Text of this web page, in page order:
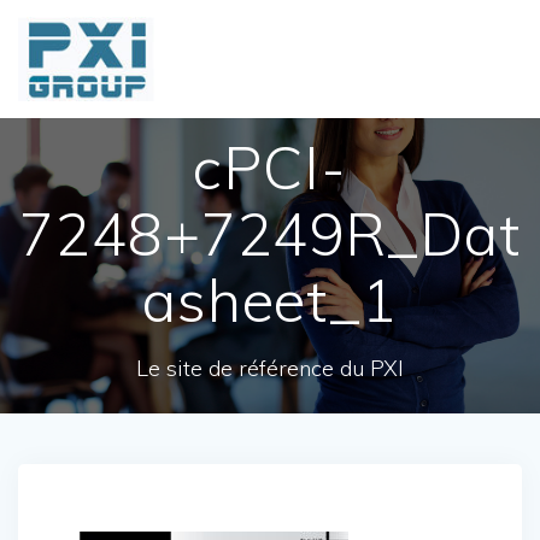
cPCI-
7248+7249R_Dat
asheet_1
Le site de référence du PXI